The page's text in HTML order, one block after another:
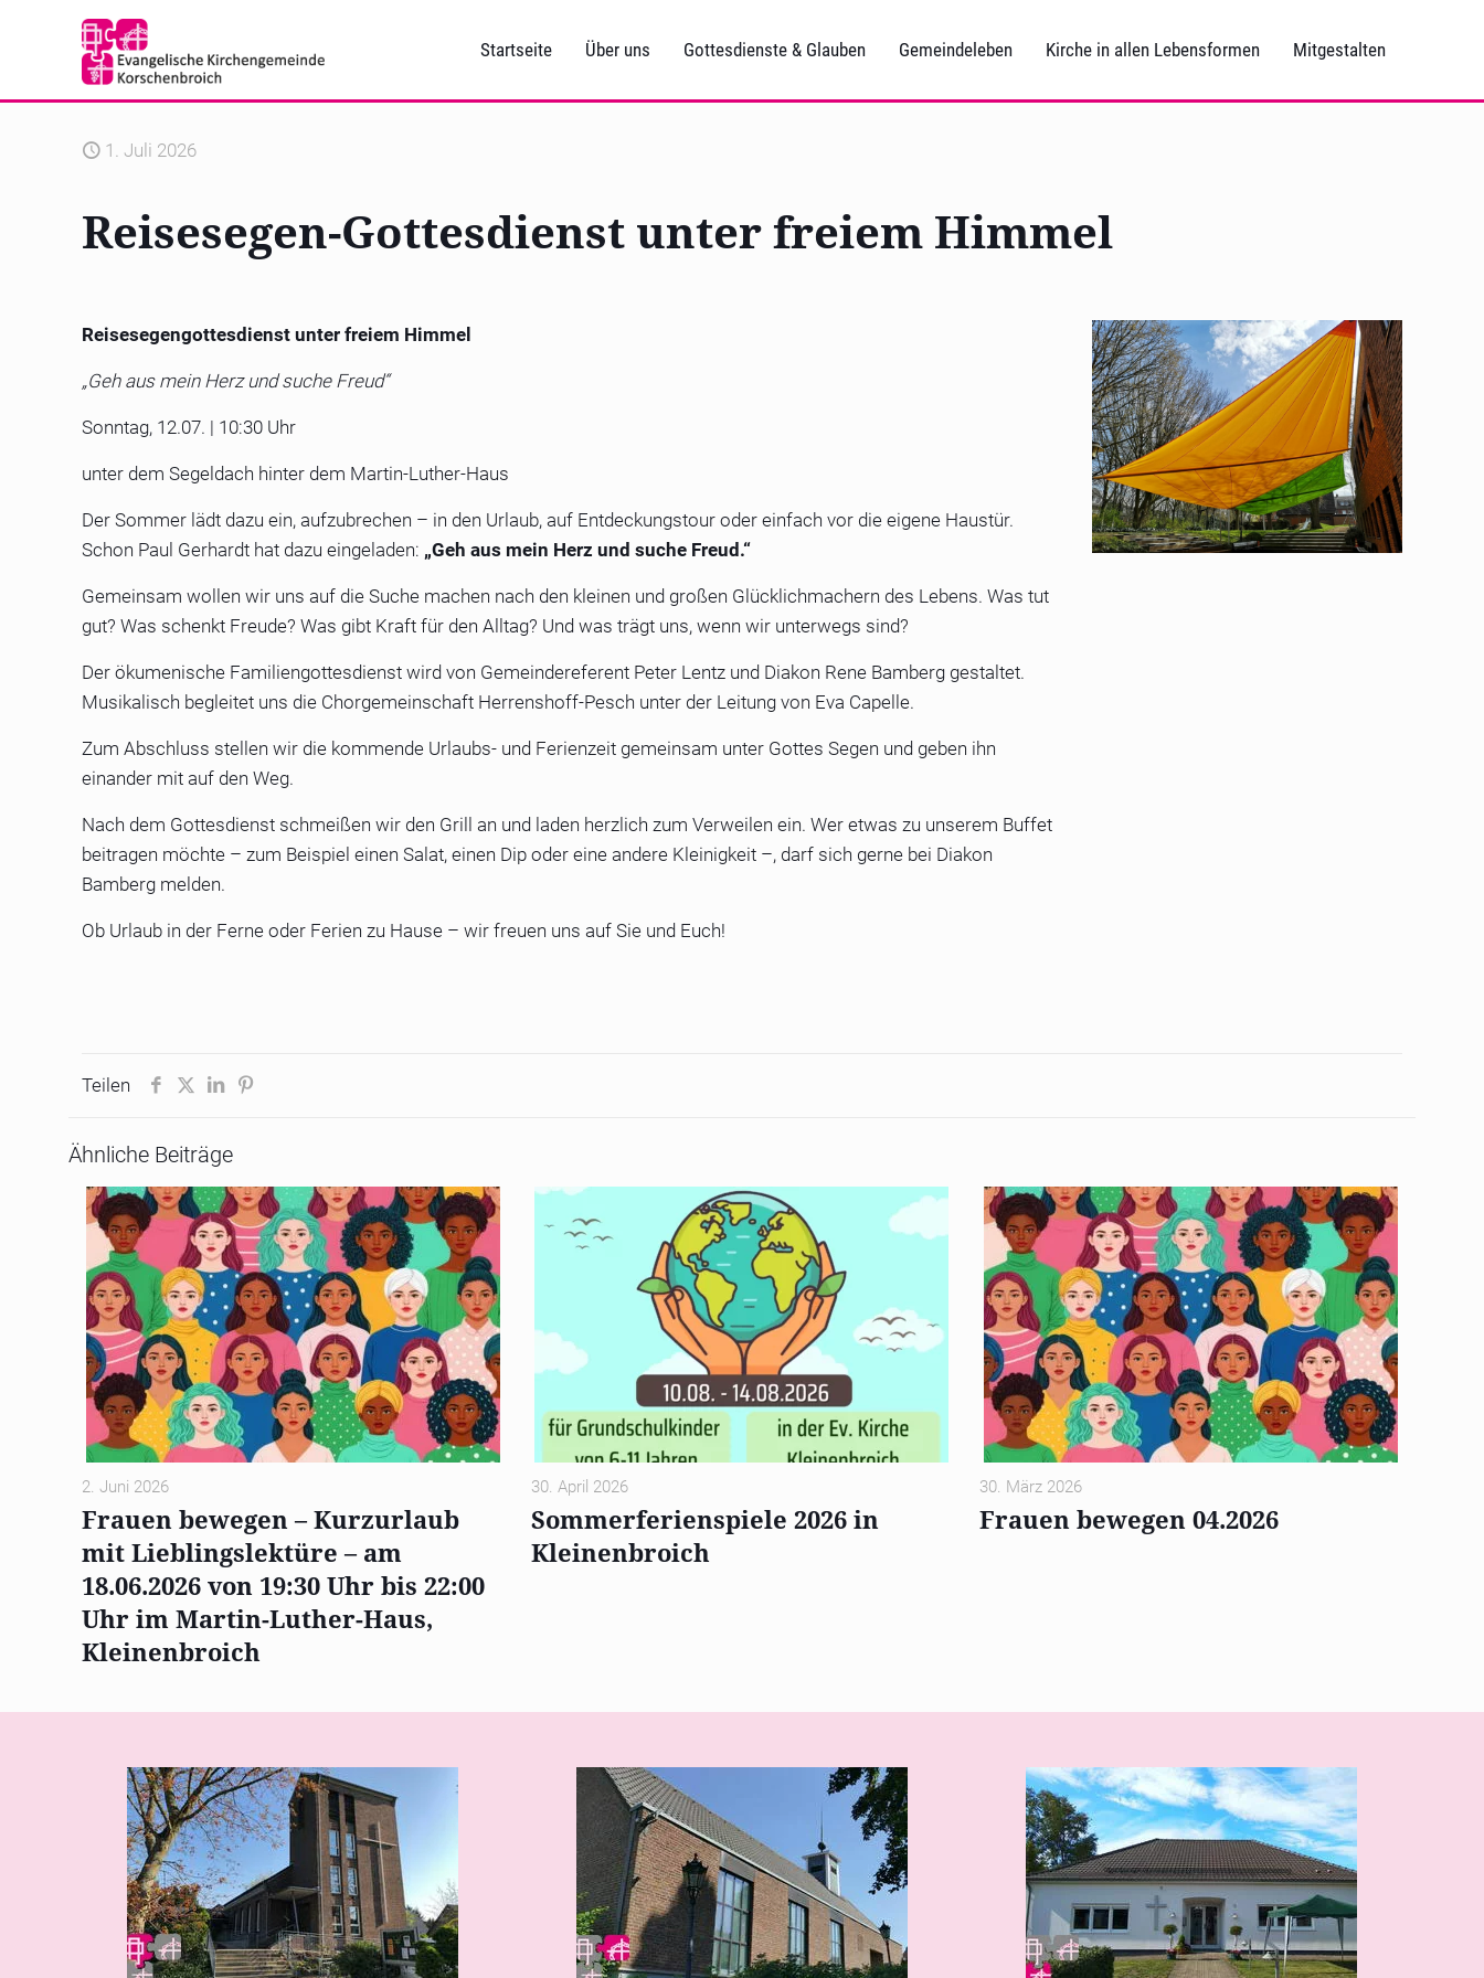
Startseite Über uns Gottesdienste & Glauben Gemeindeleben Kirche in allen Lebensformen Mitgestalten
1. Juli 2026
Reisesegen-Gottesdienst unter freiem Himmel
Reisesegengottesdienst unter freiem Himmel
„Geh aus mein Herz und suche Freud“
Sonntag, 12.07. | 10:30 Uhr
unter dem Segeldach hinter dem Martin-Luther-Haus
Der Sommer lädt dazu ein, aufzubrechen – in den Urlaub, auf Entdeckungstour oder einfach vor die eigene Haustür.
Schon Paul Gerhardt hat dazu eingeladen: „Geh aus mein Herz und suche Freud.“
Gemeinsam wollen wir uns auf die Suche machen nach den kleinen und großen Glücklichmachern des Lebens. Was tut
gut? Was schenkt Freude? Was gibt Kraft für den Alltag? Und was trägt uns, wenn wir unterwegs sind?
Der ökumenische Familiengottesdienst wird von Gemeindereferent Peter Lentz und Diakon Rene Bamberg gestaltet.
Musikalisch begleitet uns die Chorgemeinschaft Herrenshoff-Pesch unter der Leitung von Eva Capelle.
Zum Abschluss stellen wir die kommende Urlaubs- und Ferienzeit gemeinsam unter Gottes Segen und geben ihn
einander mit auf den Weg.
Nach dem Gottesdienst schmeißen wir den Grill an und laden herzlich zum Verweilen ein. Wer etwas zu unserem Buffet
beitragen möchte – zum Beispiel einen Salat, einen Dip oder eine andere Kleinigkeit –, darf sich gerne bei Diakon
Bamberg melden.
Ob Urlaub in der Ferne oder Ferien zu Hause – wir freuen uns auf Sie und Euch!
Teilen
Ähnliche Beiträge
2. Juni 2026
Frauen bewegen – Kurzurlaub
mit Lieblingslektüre – am
18.06.2026 von 19:30 Uhr bis 22:00
Uhr im Martin-Luther-Haus,
Kleinenbroich
30. April 2026
Sommerferienspiele 2026 in
Kleinenbroich
30. März 2026
Frauen bewegen 04.2026